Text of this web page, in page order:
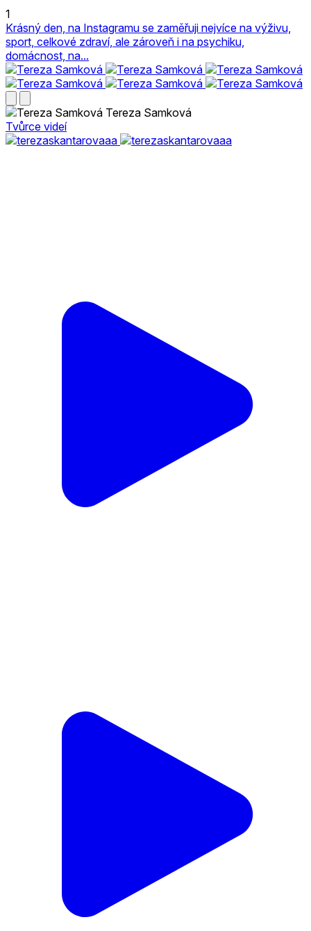
1
Krásný den, na Instagramu se zaměřuji nejvíce na výživu,
sport, celkové zdraví, ale zároveň i na psychiku,
domácnost, na...
Tereza Samková
Tvůrce videí